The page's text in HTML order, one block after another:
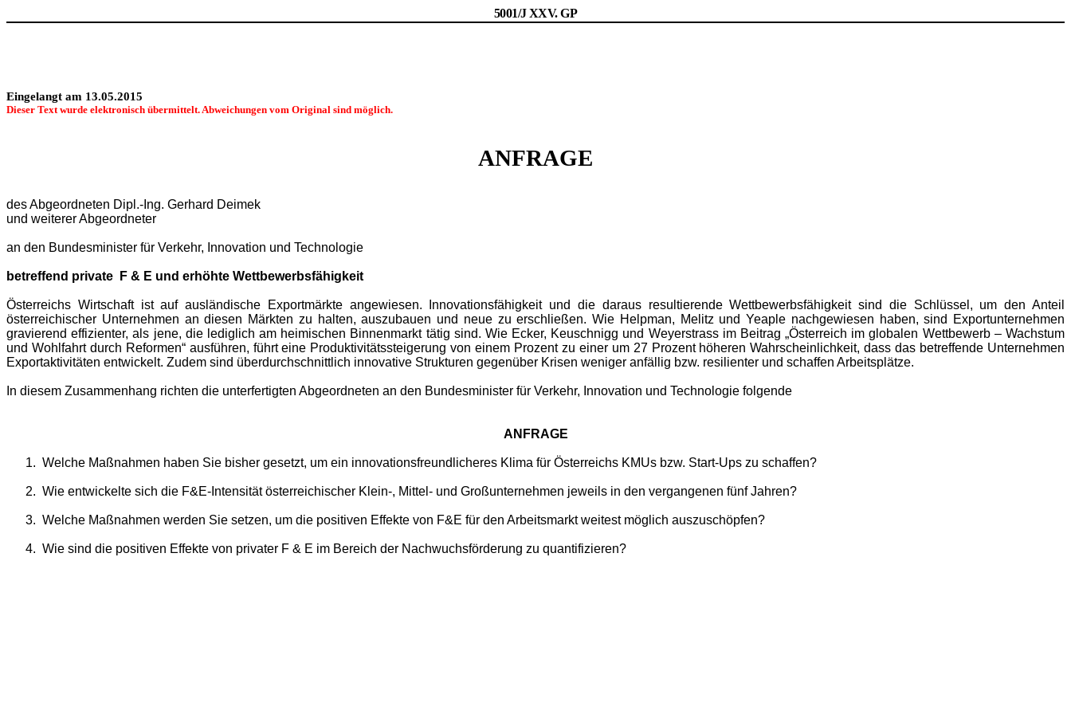
5001/J XXV. GP
Eingelangt am 13.05.2015
Dieser Text wurde elektronisch übermittelt. Abweichungen vom Original sind möglich.
ANFRAGE
des Abgeordneten Dipl.-Ing. Gerhard Deimek
und weiterer Abgeordneter
an den Bundesminister für Verkehr, Innovation und Technologie
betreffend private F & E und erhöhte Wettbewerbsfähigkeit
Österreichs Wirtschaft ist auf ausländische Exportmärkte angewiesen. Innovationsfähigkeit und die daraus resultierende Wettbewerbsfähigkeit sind die Schlüssel, um den Anteil
österreichischer Unternehmen an diesen Märkten zu halten, auszubauen und neue zu erschließen. Wie Helpman, Melitz und Yeaple nachgewiesen haben, sind Exportunternehmen
gravierend effizienter, als jene, die lediglich am heimischen Binnenmarkt tätig sind. Wie Ecker, Keuschnigg und Weyerstrass im Beitrag „Österreich im globalen Wettbewerb – Wachstum
und Wohlfahrt durch Reformen“ ausführen, führt eine Produktivitätssteigerung von einem Prozent zu einer um 27 Prozent höheren Wahrscheinlichkeit, dass das betreffende Unternehmen
Exportaktivitäten entwickelt. Zudem sind überdurchschnittlich innovative Strukturen gegenüber Krisen weniger anfällig bzw. resilienter und schaffen Arbeitsplätze.
In diesem Zusammenhang richten die unterfertigten Abgeordneten an den Bundesminister für Verkehr, Innovation und Technologie folgende
ANFRAGE
1. Welche Maßnahmen haben Sie bisher gesetzt, um ein innovationsfreundlicheres Klima für Österreichs KMUs bzw. Start-Ups zu schaffen?
2. Wie entwickelte sich die F&E-Intensität österreichischer Klein-, Mittel- und Großunternehmen jeweils in den vergangenen fünf Jahren?
3. Welche Maßnahmen werden Sie setzen, um die positiven Effekte von F&E für den Arbeitsmarkt weitest möglich auszuschöpfen?
4. Wie sind die positiven Effekte von privater F & E im Bereich der Nachwuchsförderung zu quantifizieren?